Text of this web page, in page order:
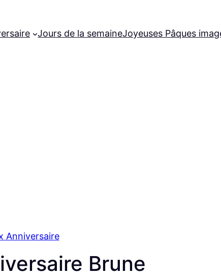
Jours de la semaineJoyeuses Pâques
Anniversaire
Brune